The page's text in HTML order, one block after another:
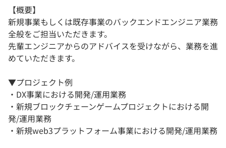
【概要】
新規事業もしくは既存事業のバックエンドエンジニア業務
全般をご担当いただきます。
先輩エンジニアからのアドバイスを受けながら、業務を進
めていただきます。
▼プロジェクト例
・DX事業における開発/運用業務
・新規ブロックチェーンゲームプロジェクトにおける開
発/運用業務
・新規web3プラットフォーム事業における開発/運用業務